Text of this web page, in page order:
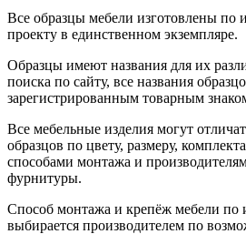
Все образцы мебели изготовлены по
проекту в единственном экземпляре.
Образцы имеют названия для их
поиска по сайту, все названия
зарегистрированным товарным
Все мебельные изделия могут
образцов по цвету, размеру,
способами монтажа и
фурнитуры.
Способ монтажа и крепёж мебели по
выбирается производителем по